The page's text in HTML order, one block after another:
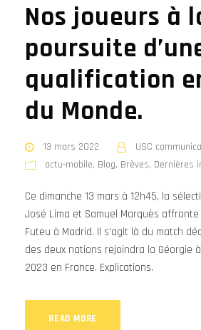
Nos joueurs à
poursuite
qualification
du Monde.
13 mars 2022
USC
actu-mobile, Blog, Brèves, Dernières
Ce dimanche 13 mars à 12h45, la
José Lima et Samuel Marquès
Futeu à Madrid. Il s'agit là du match
des deux nations rejoindra la Géorgie
2023 en France. Explications.
READ MORE